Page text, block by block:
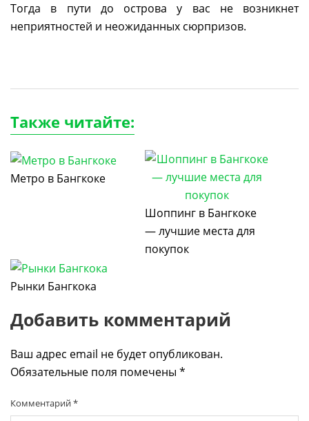
Тогда в пути до острова у вас не возникнет
неприятностей и неожиданных сюрпризов.
Также читайте:
Метро в Бангкоке
Шоппинг в Бангкоке
— лучшие места для
покупок
Рынки Бангкока
Добавить комментарий
Ваш адрес email не будет опубликован.
Обязательные поля помечены *
Комментарий*